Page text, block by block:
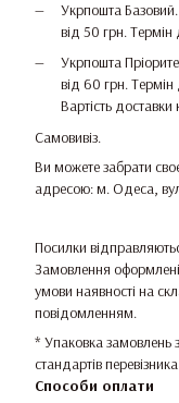
Укрпошта Базовий.
від 50 грн.
Укрпошта
від 60 грн.
Вартість
Самовивіз.
Ви можете забрати
адресою: м. Одеса,
Посилки
Замовлення
умови наявності на
повідомленням.
* Упаковка замовлень
стандартів
Способи оплати